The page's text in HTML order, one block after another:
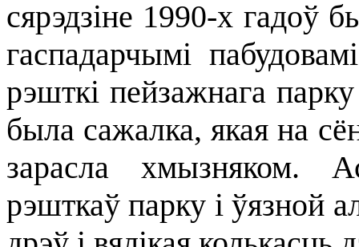
сярэдзіне 1990-х гадоў
гаспадарчымі
рэшткі пейзажнага
была сажалка, якая на
зарасла хмызняком.
рэшткаў парку і ўязной